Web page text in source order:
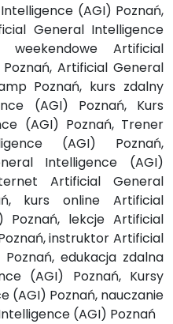
(AGI) Poznań,
General Intelligence
weekendowe Artificial
Artificial General
Poznań, kurs zdalny
(AGI) Poznań, Kurs
(AGI) Poznań, Trener
(AGI) Poznań,
Intelligence (AGI)
Artificial General
kurs online Artificial
Poznań, lekcje Artificial
instruktor Artificial
edukacja zdalna
(AGI) Poznań, Kursy
(AGI) Poznań, nauczanie
(AGI) Poznań